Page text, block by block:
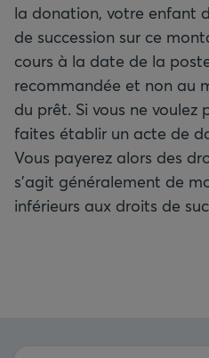
la donation, votre enfant
de succession sur ce
cours à la date de la
recommandée et non au
du prêt. Si vous ne voulez
faites établir un acte de
Vous payerez alors des
s'agit généralement de
inférieurs aux droits de